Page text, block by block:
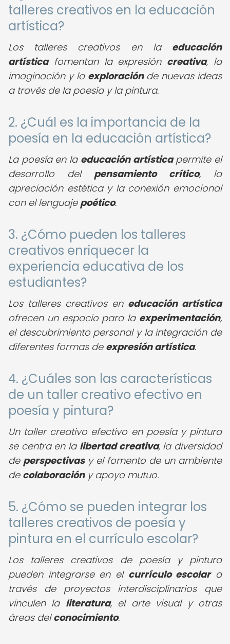
talleres creativos en la educación
artística?
Los talleres creativos en la educación
artísticafomentan la expresión creativa, la
imaginación y la exploraciónde nuevas ideas
a través de la poesía y la pintura.
2. ¿Cuál es la importancia de la
poesía en la educación artística?
La poesía en la educación artísticapermite el
desarrollo del pensamiento crítico, la
apreciación estética y la conexión emocional
con el lenguaje poético.
3. ¿Cómo pueden los talleres
creativos enriquecer la
experiencia educativa de los
estudiantes?
Los talleres creativos en educación artística
ofrecen un espacio para la experimentación,
el descubrimiento personal y la integración de
diferentes formas de expresión artística.
4. ¿Cuáles son las características
de un taller creativo efectivo en
poesía y pintura?
Un taller creativo efectivo en poesía y pintura
se centra en la libertad creativa, la diversidad
de perspectivasy el fomento de un ambiente
de colaboracióny apoyo mutuo.
5. ¿Cómo se pueden integrar los
talleres creativos de poesía y
pintura en el currículo escolar?
Los talleres creativos de poesía y pintura
pueden integrarse en el currículo escolara
través de proyectos interdisciplinarios que
vinculen la literatura, el arte visual y otras
áreas delconocimiento.